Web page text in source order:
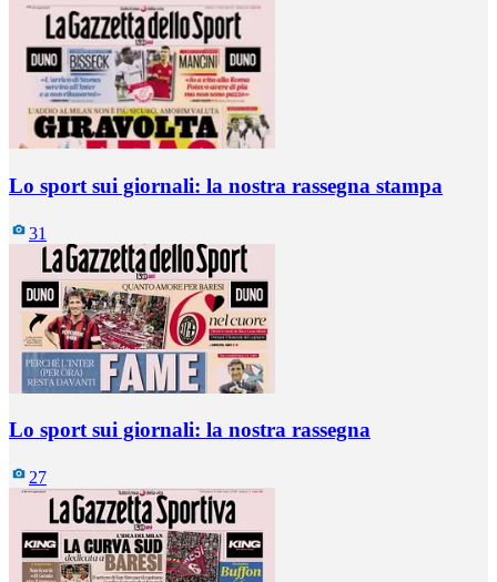
Lo sport sui giornali: la nostra rassegna stampa
31
Lo sport sui giornali: la nostra rassegna
27